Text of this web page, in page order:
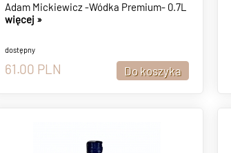
Adam Mickiewicz -Wódka Premium- 0.7L
więcej »
dostępny
61.00 PLN